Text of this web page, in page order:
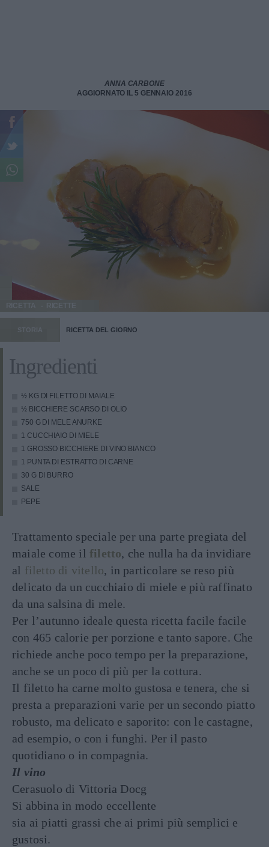
ANNA CARBONE
AGGIORNATO IL 5 GENNAIO 2016
RICETTA
STORIA RICETTA DEL GIORNO
Ingredienti
½ KG DI FILETTO DI MAIALE
½ BICCHIERE SCARSO DI OLIO
750 G DI MELE ANURKE
1 CUCCHIAIO DI MIELE
1 GROSSO BICCHIERE DI VINO BIANCO
1 PUNTA DI ESTRATTO DI CARNE
30 G DI BURRO
SALE
PEPE
Trattamento speciale per una parte pregiata del
maiale come il filetto, che nulla ha da invidiare
al filetto di vitello, in particolare se reso più
delicato da un cucchiaio di miele e più raffinato
da una salsina di mele.
Per l’autunno ideale questa ricetta facile facile
con 465 calorie per porzione e tanto sapore. Che
richiede anche poco tempo per la preparazione,
anche se un poco di più per la cottura.
Il filetto ha carne molto gustosa e tenera, che si
presta a preparazioni varie per un secondo piatto
robusto, ma delicato e saporito: con le castagne,
ad esempio, o con i funghi. Per il pasto
quotidiano o in compagnia.
Il vino
Cerasuolo di Vittoria Docg
Si abbina in modo eccellente
sia ai piatti grassi che ai primi più semplici e
gustosi.